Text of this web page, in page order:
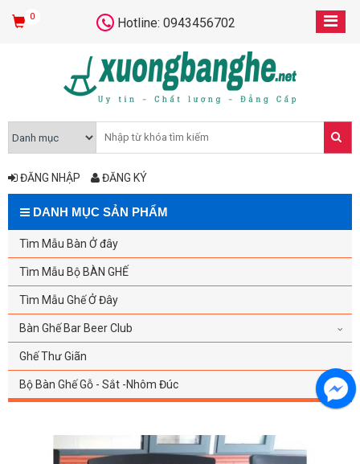
0 Hotline: 0943456702
ĐĂNG NHẬP ĐĂNG KÝ
DANH MỤC SẢN PHẨM
Tìm Mẫu Bàn Ở đây
Tìm Mẫu Bộ BÀN GHẾ
Tìm Mẫu Ghế Ở Đây
Bàn Ghế Bar Beer Club
Ghế Thư Giãn
Bộ Bàn Ghế Gỗ - Sắt -Nhôm Đúc